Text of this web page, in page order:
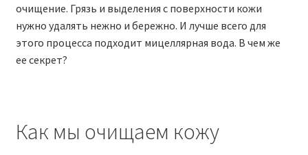
очищение. Грязь и выделения с поверхности кожи
нужно удалять нежно и бережно. И лучше всего для
этого процесса подходит мицеллярная вода. В чем же
ее секрет?
Как мы очищаем кожу